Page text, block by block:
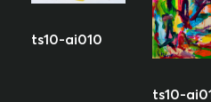
ts10-ai010
ts10-